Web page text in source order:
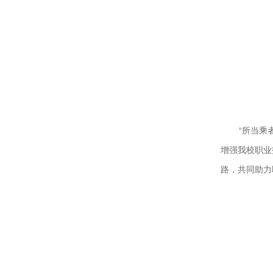
“所当乘
增强我校职
路，共同助